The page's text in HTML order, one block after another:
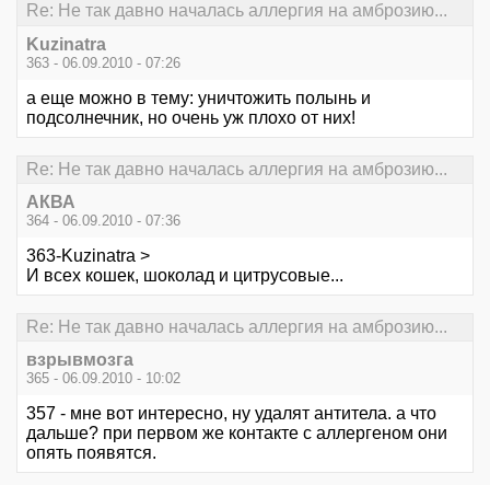
Re: Не так давно началась аллергия на амброзию...
Kuzinatra
363 - 06.09.2010 - 07:26
а еще можно в тему: уничтожить полынь и
подсолнечник, но очень уж плохо от них!
Re: Не так давно началась аллергия на амброзию...
АКВА
364 - 06.09.2010 - 07:36
363-Kuzinatra >
И всех кошек, шоколад и цитрусовые...
Re: Не так давно началась аллергия на амброзию...
взрывмозга
365 - 06.09.2010 - 10:02
357 - мне вот интересно, ну удалят антитела. а что
дальше? при первом же контакте с аллергеном они
опять появятся.